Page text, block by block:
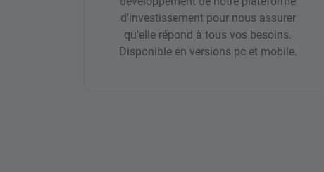
d'investissement pour nous assurer
qu'elle répond à tous vos besoins.
Disponible en versions pc et mobile.